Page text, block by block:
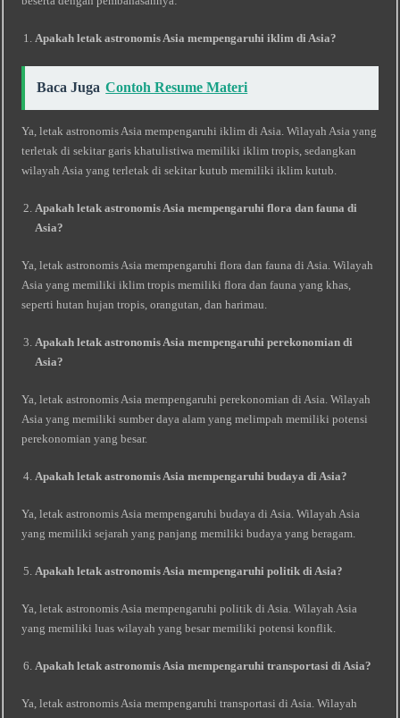
Apakah letak astronomis Asia mempengaruhi iklim di Asia?
Baca Juga Contoh Resume Materi
Ya, letak astronomis Asia mempengaruhi iklim di Asia. Wilayah Asia yang
terletak di sekitar garis khatulistiwa memiliki iklim tropis, sedangkan
wilayah Asia yang terletak di sekitar kutub memiliki iklim kutub.
Apakah letak astronomis Asia mempengaruhi flora dan fauna di
Asia?
Ya, letak astronomis Asia mempengaruhi flora dan fauna di Asia. Wilayah
Asia yang memiliki iklim tropis memiliki flora dan fauna yang khas,
seperti hutan hujan tropis, orangutan, dan harimau.
Apakah letak astronomis Asia mempengaruhi perekonomian di
Asia?
Ya, letak astronomis Asia mempengaruhi perekonomian di Asia. Wilayah
Asia yang memiliki sumber daya alam yang melimpah memiliki potensi
perekonomian yang besar.
Apakah letak astronomis Asia mempengaruhi budaya di Asia?
Ya, letak astronomis Asia mempengaruhi budaya di Asia. Wilayah Asia
yang memiliki sejarah yang panjang memiliki budaya yang beragam.
Apakah letak astronomis Asia mempengaruhi politik di Asia?
Ya, letak astronomis Asia mempengaruhi politik di Asia. Wilayah Asia
yang memiliki luas wilayah yang besar memiliki potensi konflik.
Apakah letak astronomis Asia mempengaruhi transportasi di Asia?
Ya, letak astronomis Asia mempengaruhi transportasi di Asia. Wilayah